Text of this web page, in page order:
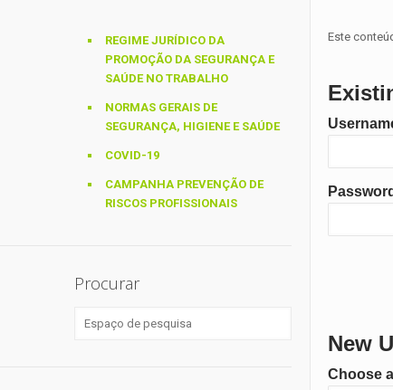
Este
Password
New
Choose
REGIME JURÍDICO DA
PROMOÇÃO DA SEGURANÇA E
SAÚDE NO TRABALHO
NORMAS GERAIS DE
SEGURANÇA, HIGIENE E SAÚDE
COVID-19
CAMPANHA PREVENÇÃO DE
RISCOS PROFISSIONAIS
Procurar